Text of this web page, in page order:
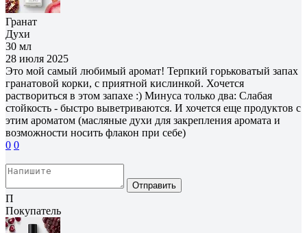
Гранат
Духи
30 мл
28 июля 2025
Это мой самый любимый аромат! Терпкий горьковатый запах
гранатовой корки, с приятной кислинкой. Хочется
раствориться в этом запахе :) Минуса только два: Слабая
стойкость - быстро выветриваются. И хочется еще продуктов с
этим ароматом (масляные духи для закрепления аромата и
возможности носить флакон при себе)
0 0
Отправить
П
Покупатель